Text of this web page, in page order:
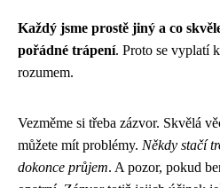
Každý jsme prostě jiný a co
pořádné trápení. Proto se vyplatí
rozumem.
Vezměme si třeba zázvor. Skvělá
můžete mít problémy. Někdy stačí
dokonce průjem. A pozor, pokud